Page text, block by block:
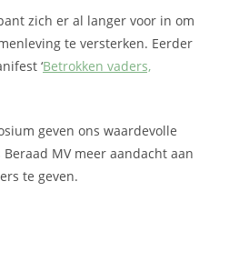
zich er al langer voor in om
te versterken. Eerder
‘Betrokken vaders,
geven ons waardevolle
MV meer aandacht aan
te geven.